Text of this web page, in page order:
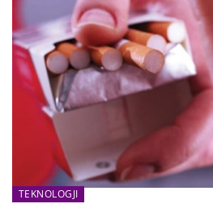
TEKNOLOGJI